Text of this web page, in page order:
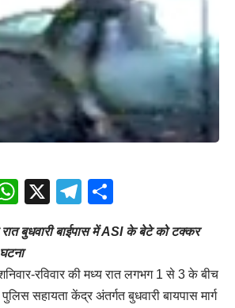
WhatsApp
X Telegram
रात बुधवारी बाईपास में ASI के बेटे को टक्कर
रविवार की मध्य रात लगभग 1 से 3 के बीच
सहायता केंद्र अंतर्गत बुधवारी बायपास मार्ग